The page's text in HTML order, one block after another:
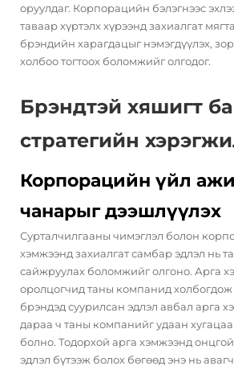
оруулдаг. Корпорацийн бэлэгнээс
таваар хүртэлх хүрээнд захиалгат
брэндийн харагдацыг нэмэгдүүлэх,
холбоо тогтоох боломжийг олгодог.
Брэндтэй хяшигт
стратегийн
Корпорацийн үйл
чанарыг дээшлүүлэх
Сурталчилгааны чимэглэл болон
хэмжээнд захиалгат самбар эдлэл нь
сайжруулах боломжийг олгоно. Арга
оролцогчид таны компанид
брэндэд суурилсан эдлэл авбал арга
дараа ч таны компанийг удаан
болно. Тодорхой арга хэмжээнд
эдлэл бүтээж болох бөгөөд энэ нь